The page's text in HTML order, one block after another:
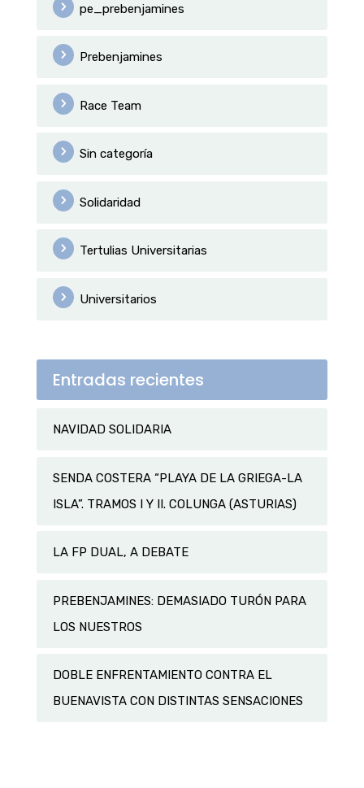
pe_prebenjamines
Prebenjamines
Race Team
Sin categoría
Solidaridad
Tertulias Universitarias
Universitarios
Entradas recientes
NAVIDAD SOLIDARIA
SENDA COSTERA “PLAYA DE LA GRIEGA-LA
ISLA”. TRAMOS I Y II. COLUNGA (ASTURIAS)
LA FP DUAL, A DEBATE
PREBENJAMINES: DEMASIADO TURÓN PARA
LOS NUESTROS
DOBLE ENFRENTAMIENTO CONTRA EL
BUENAVISTA CON DISTINTAS SENSACIONES